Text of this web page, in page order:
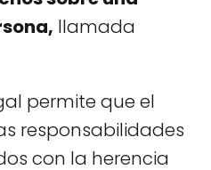
llamada
permite que el
responsabilidades
con la herencia